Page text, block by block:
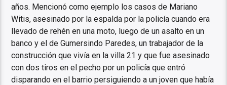
años. Mencionó como ejemplo los casos de Mariano
Witis, asesinado por la espalda por la policía cuando era
llevado de rehén en una moto, luego de un asalto en un
banco y el de Gumersindo Paredes, un trabajador de la
construcción que vivía en la villa 21 y que fue asesinado
con dos tiros en el pecho por un policía que entró
disparando en el barrio persiguiendo a un joven que había